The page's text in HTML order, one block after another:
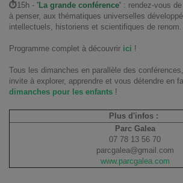
⏱15h - 'La grande conférence' : rendez-vous
à penser, aux thématiques universelles
intellectuels, historiens et scientifiques de renom.
Programme complet à découvrir ici !
Tous les dimanches en parallèle des
invite à explorer, apprendre et vous détendre en
dimanches pour les enfants !
Plus d'infos :
Parc Galea
07 78 13 56 70
parcgalea@gmail.com
www.parcgalea.com